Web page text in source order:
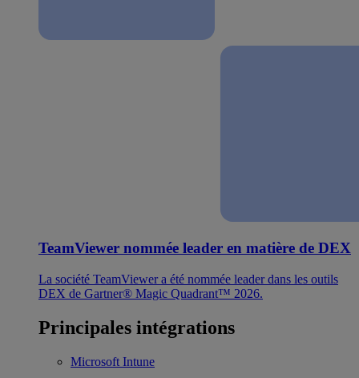
TeamViewer nommée leader en matière de DEX
La société TeamViewer a été nommée leader dans les outils
DEX de Gartner® Magic Quadrant™ 2026.
Principales intégrations
Microsoft Intune